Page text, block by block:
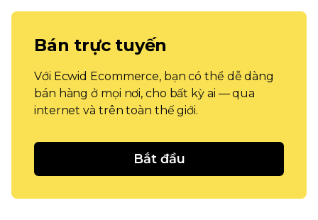
Bán trực tuyến
Với Ecwid Ecommerce, bạn có thể dễ dàng
bán hàng ở mọi nơi, cho bất kỳ ai — qua
internet và trên toàn thế giới.
Bắt đầu